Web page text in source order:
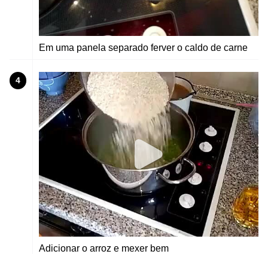
Em uma panela separado ferver o caldo de carne
4
Adicionar o arroz e mexer bem